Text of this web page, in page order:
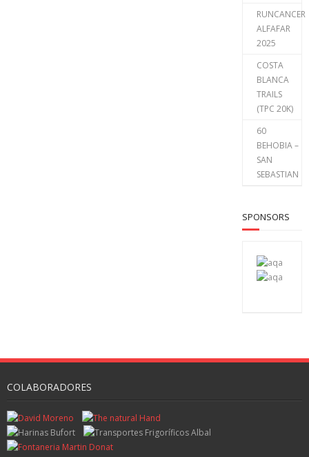
RUNCANCER
ALFAFAR
2025
COSTA
BLANCA
TRAILS
(TPC 20K)
60
BEHOBIA –
SAN
SEBASTIAN
SPONSORS
COLABORADORES